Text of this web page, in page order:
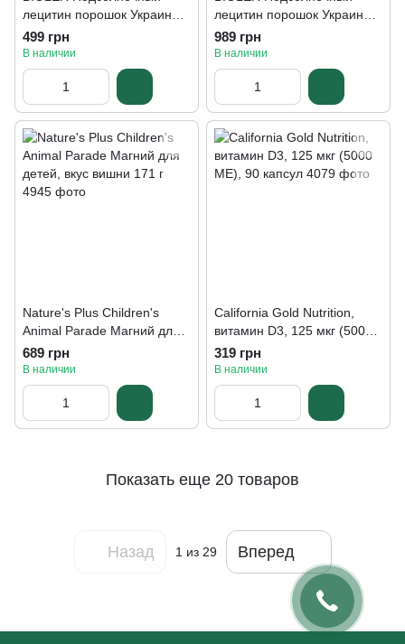
лецитин порошок Украина
200 г
499 грн
В наличии
лецитин порошок Украина
500 г
989 грн
В наличии
Nature's Plus Children's
Animal Parade Магний для
детей, вкус вишни 171 г
689 грн
В наличии
California Gold Nutrition,
витамин D3, 125 мкг (5000
МЕ), 90 капсул
319 грн
В наличии
Показать еще 20 товаров
Назад 1 из 29 Вперед